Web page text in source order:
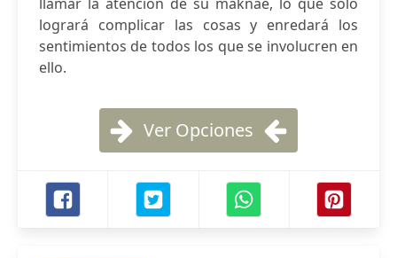
logrará complicar las cosas y enredará los
sentimientos de todos los que se involucren en
ello.
Ver Opciones